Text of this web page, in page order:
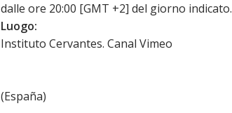
dalle ore 20:00 [GMT +2] del giorno indicato.
Luogo:
Instituto Cervantes. Canal Vimeo
(España)